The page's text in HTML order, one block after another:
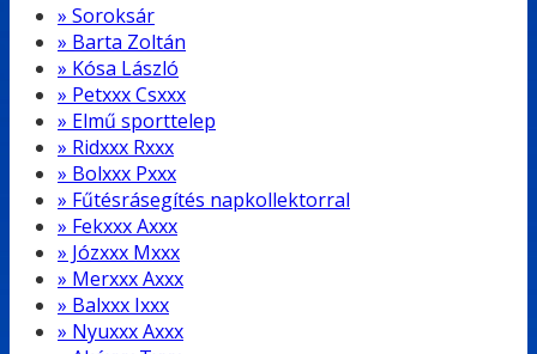
» Soroksár
» Barta Zoltán
» Kósa László
» Petxxx Csxxx
» Elmű sporttelep
» Ridxxx Rxxx
» Bolxxx Pxxx
» Fűtésrásegítés napkollektorral
» Fekxxx Axxx
» Józxxx Mxxx
» Merxxx Axxx
» Balxxx Ixxx
» Nyuxxx Axxx